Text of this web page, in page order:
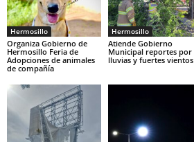
Hermosillo
Organiza Gobierno de
Hermosillo Feria de
Adopciones de animales
de compañía
Hermosillo
Atiende Gobierno
Municipal reportes por
lluvias y fuertes vientos